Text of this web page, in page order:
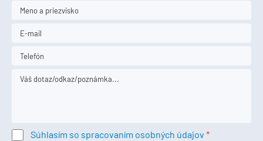
Súhlasím so spracovaním osobných údajov